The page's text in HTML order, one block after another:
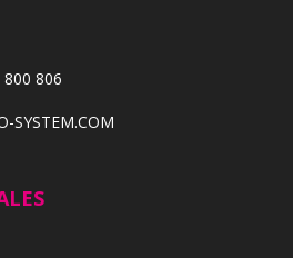
800 806
SYSTEM.COM